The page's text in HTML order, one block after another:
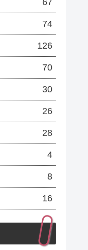
67
74
126
70
30
26
28
4
8
16